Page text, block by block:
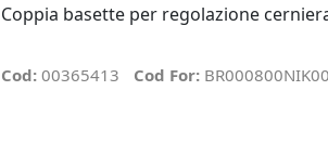
Coppia basette per regolazione
Cod: 00365413 Cod For: BR000800NIK00